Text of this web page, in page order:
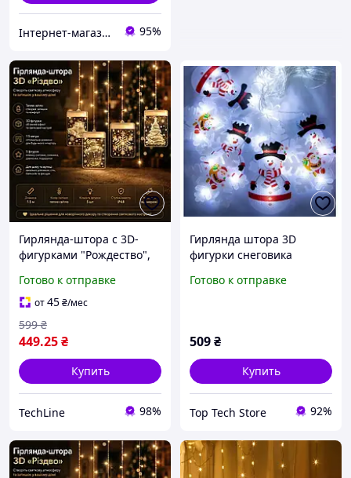
Інтернет-магазин Megusta 95%
Гирлянда-штора с 3D-
фигурками "Рождество",
фигур, для новогоднего
декора и уюта
Готово к отправке
от45₴/мес
449.25₴
599 ₴
Купить
TechLine 98%
Гирлянда штора 3D
фигурки снеговика
LED
Готово к отправке
509₴
Купить
Top Tech Store 92%